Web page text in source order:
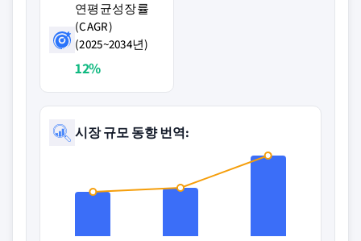
연평균성장률
(CAGR)
(2025~2034년)
12%
시장 규모 동향 번역: